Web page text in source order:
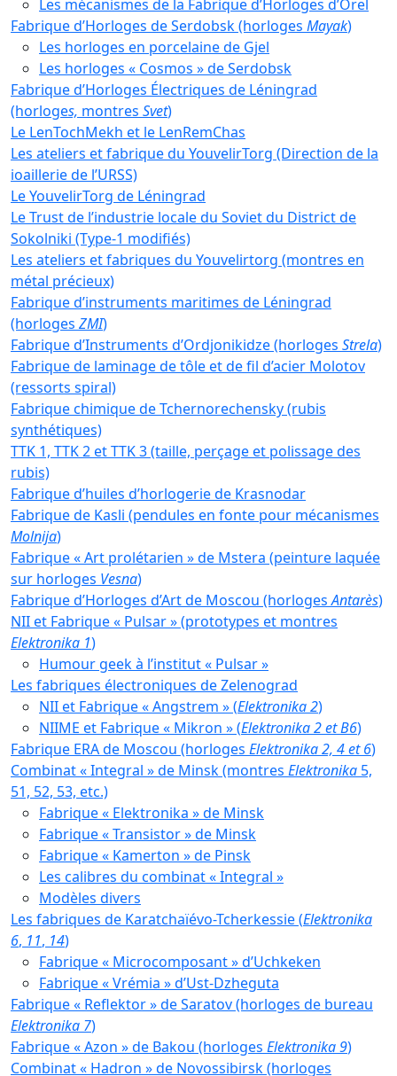
Les mécanismes de la Fabrique d’Horloges d’Orel
Fabrique d’Horloges de Serdobsk (horloges Mayak)
Les horloges en porcelaine de Gjel
Les horloges « Cosmos » de Serdobsk
Fabrique d’Horloges Électriques de Léningrad
(horloges, montres Svet)
Le LenTochMekh et le LenRemChas
Les ateliers et fabrique du YouvelirTorg (Direction de la
ioaillerie de l’URSS)
Le YouvelirTorg de Léningrad
Le Trust de l’industrie locale du Soviet du District de
Sokolniki (Type-1 modifiés)
Les ateliers et fabriques du Youvelirtorg (montres en
métal précieux)
Fabrique d’instruments maritimes de Léningrad
(horloges ZMI)
Fabrique d’Instruments d’Ordjonikidze (horloges Strela)
Fabrique de laminage de tôle et de fil d’acier Molotov
(ressorts spiral)
Fabrique chimique de Tchernorechensky (rubis
synthétiques)
TTK 1, TTK 2 et TTK 3 (taille, perçage et polissage des
rubis)
Fabrique d’huiles d’horlogerie de Krasnodar
Fabrique de Kasli (pendules en fonte pour mécanismes
Molnija)
Fabrique « Art prolétarien » de Mstera (peinture laquée
sur horloges Vesna)
Fabrique d’Horloges d’Art de Moscou (horlogesAntarès)
NII et Fabrique « Pulsar » (prototypes et montres
Elektronika 1)
Humour geek à l’institut « Pulsar »
Les fabriques électroniques de Zelenograd
NII et Fabrique « Angstrem » (Elektronika 2)
NIIME et Fabrique « Mikron » (Elektronika 2 et B6)
Fabrique ERA de Moscou (horloges Elektronika 2, 4 et 6)
Combinat « Integral » de Minsk (montres Elektronika 5,
51, 52, 53, etc.)
Fabrique « Elektronika » de Minsk
Fabrique « Transistor » de Minsk
Fabrique « Kamerton » de Pinsk
Les calibres du combinat « Integral »
Modèles divers
Les fabriques de Karatchaïévo-Tcherkessie (Elektronika
6, 11, 14)
Fabrique « Microcomposant » d’Uchkeken
Fabrique « Vrémia » d’Ust-Dzheguta
Fabrique « Reflektor » de Saratov (horloges de bureau
Elektronika 7)
Fabrique « Azon » de Bakou (horloges Elektronika 9)
Combinat « Hadron » de Novossibirsk (horloges